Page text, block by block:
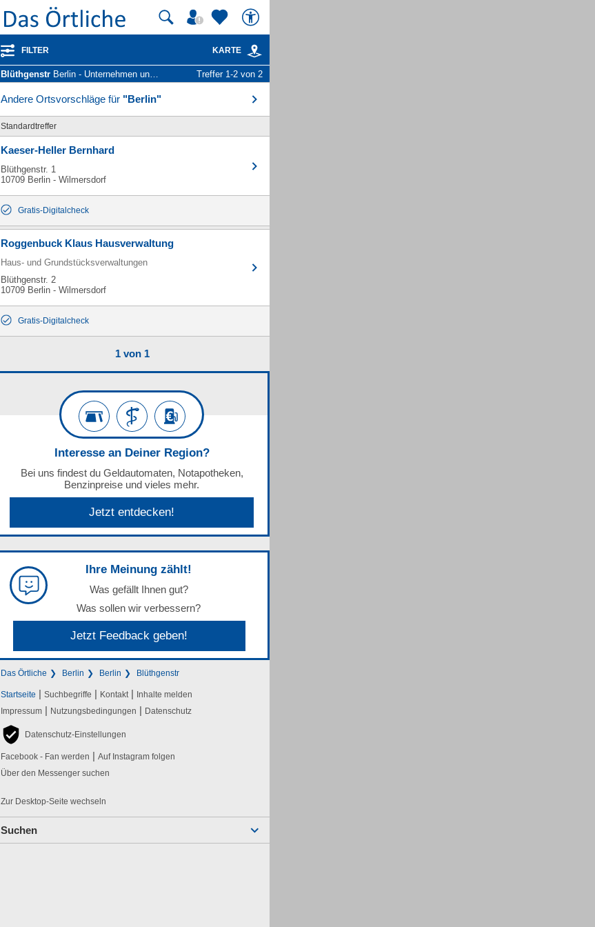
FILTER KARTE
Blüthgenstr Berlin - Unternehmen und Personen Treffer 1-2 von 2
Andere Ortsvorschläge für "Berlin"
Standardtreffer
Kaeser-Heller Bernhard
Blüthgenstr. 1
10709 Berlin - Wilmersdorf
Gratis-Digitalcheck
Roggenbuck Klaus Hausverwaltung
Haus- und Grundstücksverwaltungen
Blüthgenstr. 2
10709 Berlin - Wilmersdorf
Gratis-Digitalcheck
1 von 1
Interesse an Deiner Region?
Bei uns findest du Geldautomaten, Notapotheken,
Benzinpreise und vieles mehr.
Jetzt entdecken!
Ihre Meinung zählt!
Was gefällt Ihnen gut?
Was sollen wir verbessern?
Jetzt Feedback geben!
Das Örtliche Berlin Berlin Blüthgenstr
Startseite | Suchbegriffe | Kontakt | Inhalte melden
Impressum | Nutzungsbedingungen | Datenschutz
Datenschutz-Einstellungen
Facebook - Fan werden | Auf Instagram folgen
Über den Messenger suchen
Zur Desktop-Seite wechseln
Suchen